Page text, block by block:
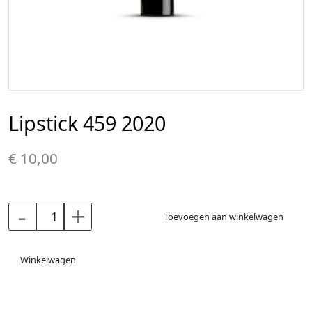
Lipstick 459 2020
€ 10,00
- + Toevoegen aan winkelwagen
Winkelwagen